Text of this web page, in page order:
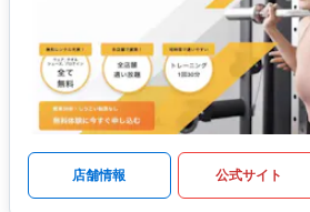
店舗情報 公式サイト